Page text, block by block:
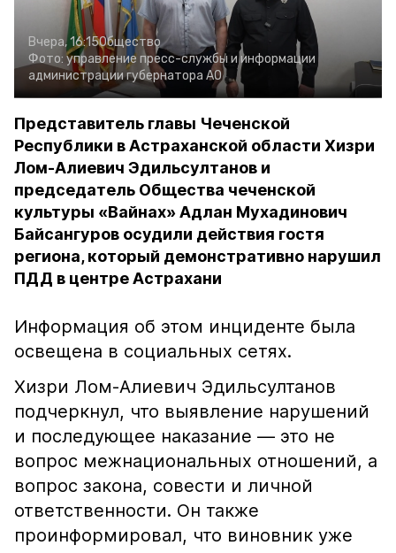
Вчера, 16:15Общество
Фото: управление пресс-службы и информации
администрации губернатора АО
Представитель главы Чеченской
Республики в Астраханской области Хизри
Лом-Алиевич Эдильсултанов и
председатель Общества чеченской
культуры «Вайнах» Адлан Мухадинович
Байсангуров осудили действия гостя
региона, который демонстративно нарушил
ПДД в центре Астрахани
Информация об этом инциденте была
освещена в социальных сетях.
Хизри Лом-Алиевич Эдильсултанов
подчеркнул, что выявление нарушений
и последующее наказание — это не
вопрос межнациональных отношений, а
вопрос закона, совести и личной
ответственности. Он также
проинформировал, что виновник уже